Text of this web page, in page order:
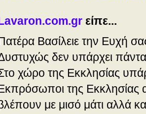
είπε...
Βασίλειε την Ευχή
δεν υπάρχει
χώρο της Εκκλησίας
της Εκκλησίας
με μισό μάτι αλλά